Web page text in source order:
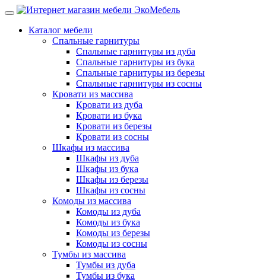
Каталог мебели
Спальные гарнитуры
Спальные гарнитуры из дуба
Спальные гарнитуры из бука
Спальные гарнитуры из березы
Спальные гарнитуры из сосны
Кровати из массива
Кровати из дуба
Кровати из бука
Кровати из березы
Кровати из сосны
Шкафы из массива
Шкафы из дуба
Шкафы из бука
Шкафы из березы
Шкафы из сосны
Комоды из массива
Комоды из дуба
Комоды из бука
Комоды из березы
Комоды из сосны
Тумбы из массива
Тумбы из дуба
Тумбы из бука